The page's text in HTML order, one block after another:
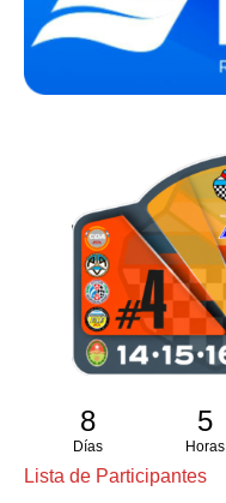
8
Días
5
Horas
Lista de Participantes